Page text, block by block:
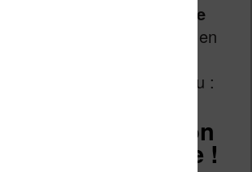
si vous cherchez
quelque
pour la lecture
tout en
grand confort, vous
vous reporter à ce tableau :
& conclusion
est bien difficile !